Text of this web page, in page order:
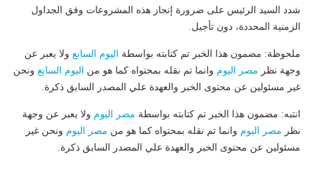
شدد السيد الرئيس على ضرورة إنجاز هذه المشروعات وفق الجداول
الزمنية المحددة، دون تأجيل.
ملحوظة: مضمون هذا الخبر تم كتابته بواسطة اليوم السابع ولا يعبر عن
وجهة نظر مصر اليوم وانما تم نقله بمحتواه كما هو من اليوم السابع ونحن
غير مسئولين عن محتوى الخبر والعهدة علي المصدر السابق ذكرة.
انتبه: مضمون هذا الخبر تم كتابته بواسطة مصر اليوم ولا يعبر عن وجهة
نظر مصر اليوم وانما تم نقله بمحتواه كما هو من مصر اليوم ونحن غير
مسئولين عن محتوى الخبر والعهدة علي المصدر السابق ذكرة.